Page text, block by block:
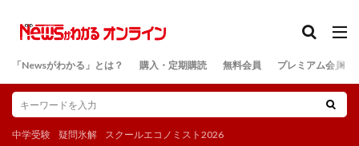
「Newsがわかる」とは？ 購入・定期購読 無料会員 プレミアム会員
中学受験 疑問氷解 スクールエコノミスト2026
検索